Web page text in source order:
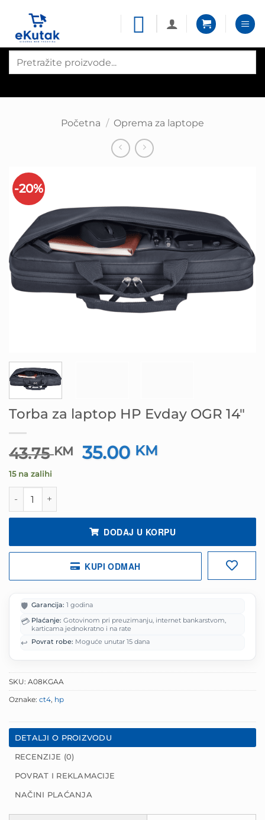
content
search
Početna / Oprema za laptope
-20%
Torba za laptop HP Evday OGR 14″
43.75KM
Izvorna
cijena
35.00 KM
15 na zalihi
Torba za laptop HP Evday OGR 14" količina
DODAJ U KORPU
KUPI ODMAH
🛡️ Garancija: 1 godina
💳 Plaćanje: Gotovinom pri preuzimanju, internet bankarstvom,
karticama jednokratno i na rate
↩️ Povrat robe: Moguće unutar 15 dana
SKU: A08KGAA
Oznake: ct4, hp
DETALJI O PROIZVODU
RECENZIJE (0)
POVRAT I REKLAMACIJE
NAČINI PLAĆANJA